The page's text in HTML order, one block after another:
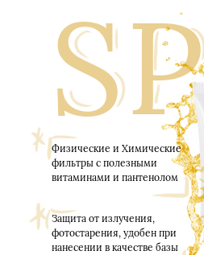
Защита от излучения,
фотостарения, удобен при
нанесении в качестве базы
Физические и Химические
фильтры с полезными
витаминами и пантенолом